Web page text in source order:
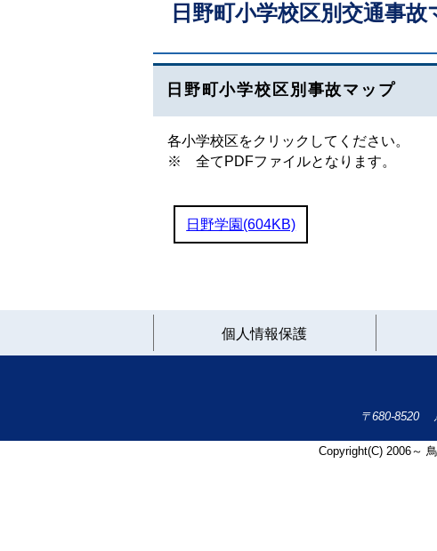
日野町小学校区別交通事故
日野町小学校区別事故マップ
各小学校区をクリックしてください。
※ 全てPDFファイルとなります。
日野学園(604KB)
個人情報保護
〒680-8520
Copyright(C) 2006～